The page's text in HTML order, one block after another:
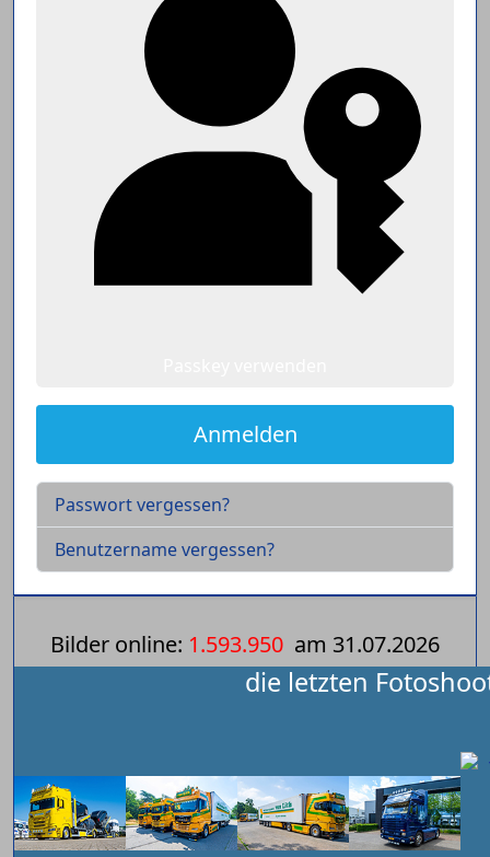
Anmelden
Passwort vergessen?
Benutzername vergessen?
Bilder online: 1.593.950 am 31.07.2026
die letzten